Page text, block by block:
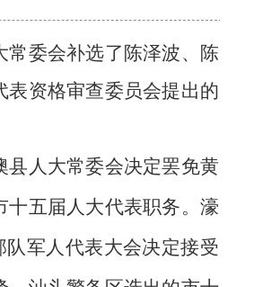
常委会补选了陈泽波、陈
表资格审查委员会提出的
县人大常委会决定罢免黄
十五届人大代表职务。濠
队军人代表大会决定接受